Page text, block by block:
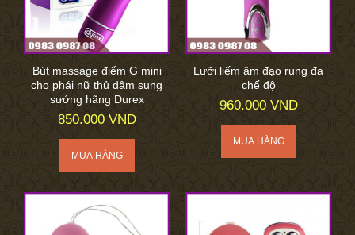
Bút massage điểm G mini
cho phái nữ thủ dâm sung
sướng hãng Durex
850.000 VND
Lưỡi liếm âm đạo rung đa
chế độ
960.000 VND